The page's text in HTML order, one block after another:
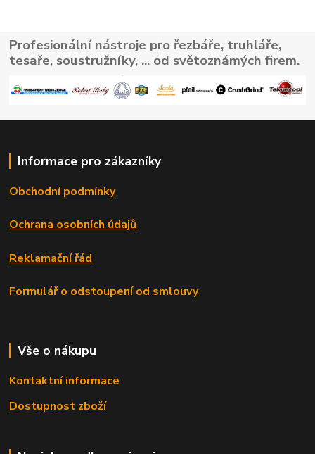
Profesionální nástroje pro řezbáře, truhláře,
tesaře, soustružníky, ... od světoznámých firem.
Informace pro zákazníky
Obchodní podmínky
Ochrana osobních údajů
Reklamační řád
Formulář o odstoupení od smlouvy
Vše o nákupu
Kontaktní informace
Dostupnost zboží